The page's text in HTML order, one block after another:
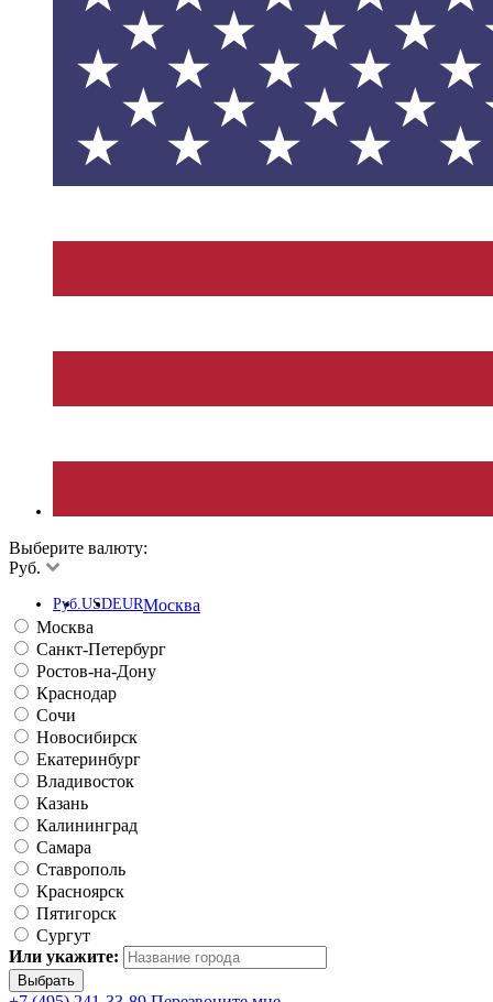
Выберите валюту:
Руб.
Руб.USDEURМосква
Москва
Санкт-Петербург
Ростов-на-Дону
Краснодар
Сочи
Новосибирск
Екатеринбург
Владивосток
Казань
Калининград
Самара
Ставрополь
Красноярск
Пятигорск
Сургут
Или укажите: